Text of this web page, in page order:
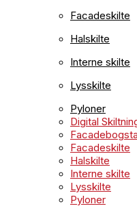
Facadeskilte
Halskilte
Interne skilte
Lysskilte
Pyloner
Digital
Facadeskilte
Halskilte
Interne skilte
Lysskilte
Pyloner